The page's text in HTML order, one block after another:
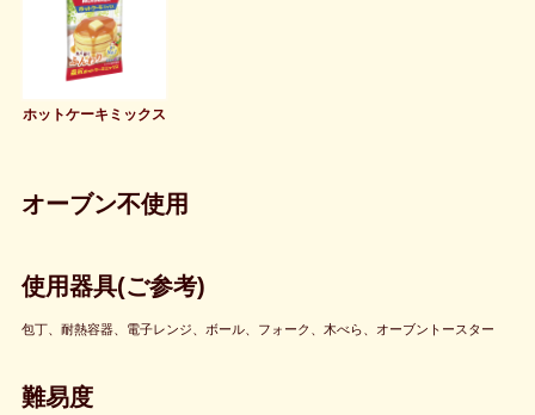
ホットケーキミックス
オーブン不使用
使用器具(ご参考)
包丁、耐熱容器、電子レンジ、ボール、フォーク、木べら、オーブントースター
難易度